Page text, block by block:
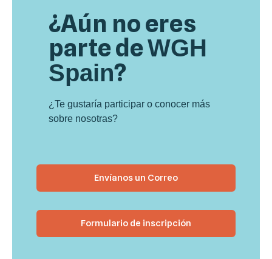
¿Aún no eres
parte deWGH
Spain?
¿Te gustaría participar o conocer más
sobre nosotras?
Envíanos un Correo
Formulario de inscripción